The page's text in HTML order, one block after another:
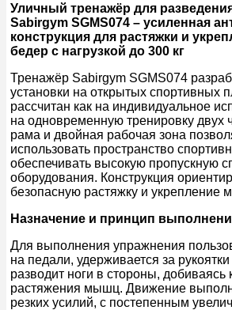
Уличный тренажёр для
Sabirgym SGMS074 – усиленная
конструкция для растяжки и
бедер с нагрузкой до 300 кг
Тренажёр Sabirgym SGMS074
установки на открытых спортивных
рассчитан как на индивидуальное
на одновременную тренировку двух
рама и двойная рабочая зона
использовать пространство
обеспечивать высокую пропускную
оборудования. Конструкция
безопасную растяжку и укрепление
Назначение и принцип
Для выполнения упражнения
на педали, удерживается за
разводит ноги в стороны, добиваясь
растяжения мышц. Движение
резких усилий, с постепенным